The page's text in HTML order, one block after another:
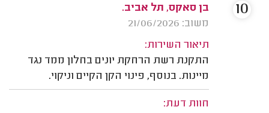
בן סאקס, תל אביב.
משוב: 21/06/2026
תיאור השירות:
התקנת רשת הרחקת יונים בחלון ממד נגד
מיינות. בנוסף, פינוי הקן הקיים וניקוי.
חוות דעת:
10